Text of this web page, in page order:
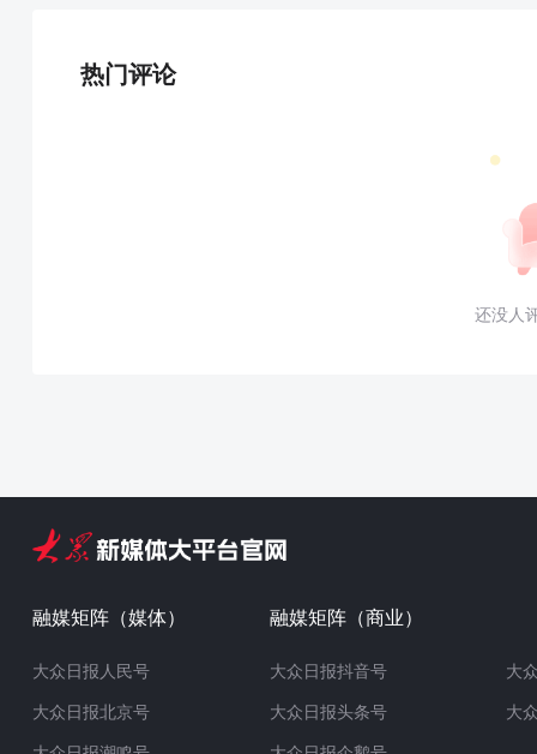
热门评论
还没人
融媒矩阵（媒体）
大众日报人民号
大众日报北京号
融媒矩阵（商业）
大众日报抖音号
大众日报头条号
大
大